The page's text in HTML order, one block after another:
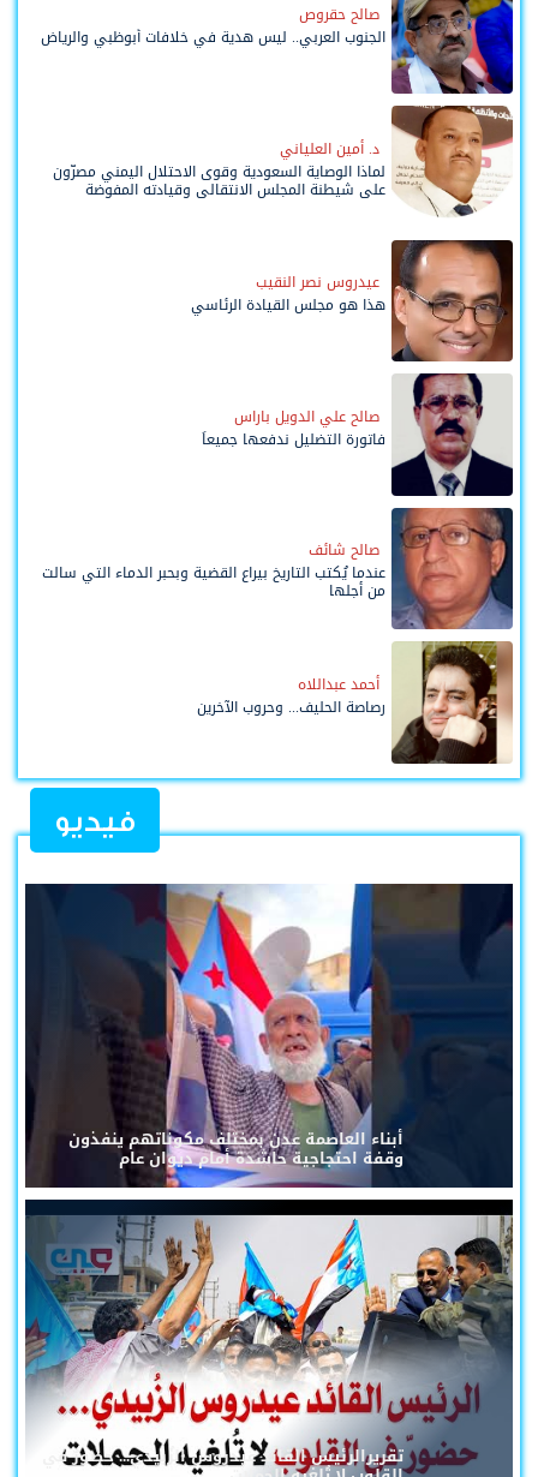
صالح حقروص
الجنوب العربي.. ليس هدية في خلافات أبوظبي والرياض
د. أمين العلياني
لماذا الوصاية السعودية وقوى الاحتلال اليمني مصرّون
على شيطنة المجلس الانتقالي وقيادته المفوضة
عيدروس نصر النقيب
هذا هو مجلس القيادة الرئاسي
صالح علي الدويل باراس
فاتورة التضليل ندفعها جميعاً
صالح شائف
عندما يُكتب التاريخ بيراع القضية وبحبر الدماء التي سالت
من أجلها
أحمد عبداللاه
رصاصة الحليف... وحروب الآخرين
فيديو
أبناء العاصمة عدن بمختلف مكوناتهم ينفذون
وقفة احتجاجية حاشدة أمام ديوان عام
تقريرالرئيس القائد عيدروس الزُبيدي... حضورٌ في